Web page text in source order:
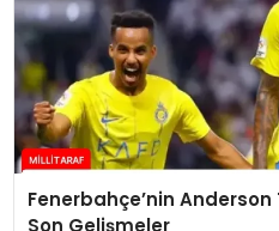
Fenerbahçe’nin
Son Gelişmeler